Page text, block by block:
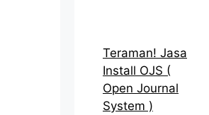
Teraman! Jasa
Install OJS (
Open Journal
System )